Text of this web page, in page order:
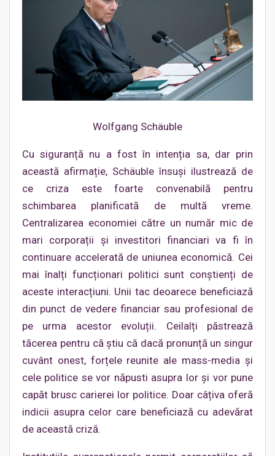
Wolfgang Schäuble
Cu siguranță nu a fost în intenția sa, dar prin
această afirmație, Schäuble însuși ilustrează de
ce criza este foarte convenabilă pentru
schimbarea planificată de multă vreme.
Centralizarea economiei către un număr mic de
mari corporații și investitori financiari va fi în
continuare accelerată de uniunea economică. Cei
mai înalți funcționari politici sunt conștienți de
aceste interacțiuni. Unii tac deoarece beneficiază
din punct de vedere financiar sau profesional de
pe urma acestor evoluții. Ceilalți păstrează
tăcerea pentru că știu că dacă pronunță un singur
cuvânt onest, forțele reunite ale mass-media și
cele politice se vor năpusti asupra lor și vor pune
capăt brusc carierei lor politice. Doar câțiva oferă
indicii asupra celor care beneficiază cu adevărat
de această criză.